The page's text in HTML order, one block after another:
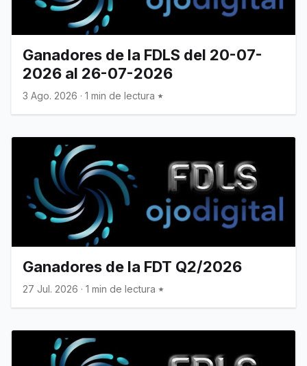
Ganadores de la FDLS del 20-07-
2026 al 26-07-2026
3 Ago. 2026 · 1 min de lectura
Ganadores de la FDT Q2/2026
27 Jul. 2026 · 1 min de lectura